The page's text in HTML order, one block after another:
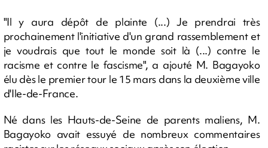
"Il y aura dépôt de plainte (...) Je prendrai très
prochainement l'initiative d'un grand rassemblement et
je voudrais que tout le monde soit là (...) contre le
racisme et contre le fascisme", a ajouté M. Bagayoko
élu dès le premier tour le 15 mars dans la deuxième ville
d'Ile-de-France.
Né dans les Hauts-de-Seine de parents maliens, M.
Bagayoko avait essuyé de nombreux commentaires